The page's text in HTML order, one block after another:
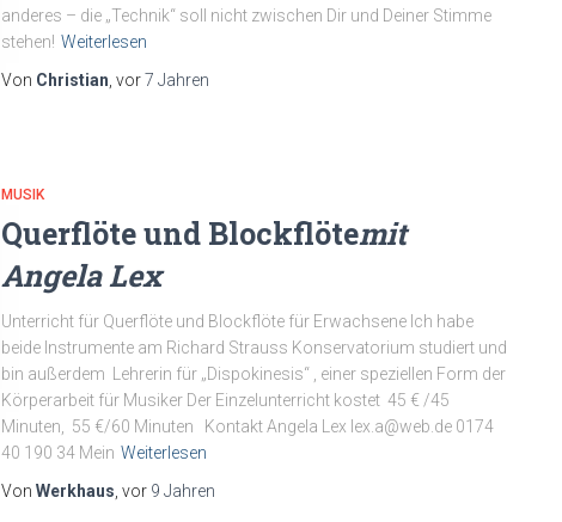
anderes – die „Technik“ soll nicht zwischen Dir und Deiner Stimme
stehen! Weiterlesen
Von Christian , vor7 Jahren
MUSIK
Querflöte und Blockflötemit
Angela Lex
Unterricht für Querflöte und Blockflöte für Erwachsene Ich habe
beide Instrumente am Richard Strauss Konservatorium studiert und
bin außerdem Lehrerin für „Dispokinesis“ , einer speziellen Form der
Körperarbeit für Musiker Der Einzelunterricht kostet 45 € /45
Minuten, 55 €/60 Minuten Kontakt Angela Lex lex.a@web.de 0174
40 190 34 Mein Weiterlesen
Von Werkhaus , vor 9 Jahren